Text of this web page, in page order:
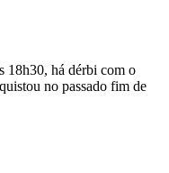
18h30, há dérbi com o
no passado fim de